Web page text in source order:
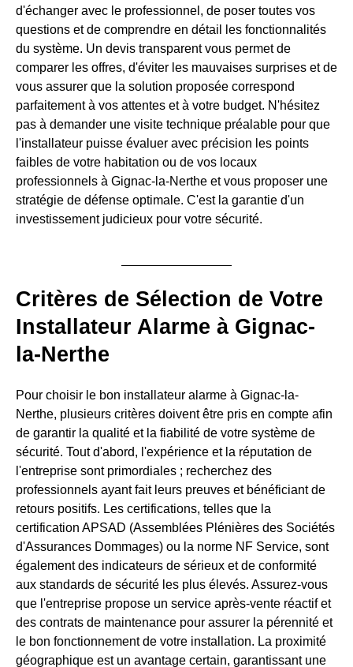
d'échanger avec le professionnel, de poser toutes vos
questions et de comprendre en détail les fonctionnalités
du système. Un devis transparent vous permet de
comparer les offres, d'éviter les mauvaises surprises et de
vous assurer que la solution proposée correspond
parfaitement à vos attentes et à votre budget. N'hésitez
pas à demander une visite technique préalable pour que
l'installateur puisse évaluer avec précision les points
faibles de votre habitation ou de vos locaux
professionnels à Gignac-la-Nerthe et vous proposer une
stratégie de défense optimale. C'est la garantie d'un
investissement judicieux pour votre sécurité.
Critères de Sélection de Votre
Installateur Alarme à Gignac-
la-Nerthe
Pour choisir le bon installateur alarme à Gignac-la-
Nerthe, plusieurs critères doivent être pris en compte afin
de garantir la qualité et la fiabilité de votre système de
sécurité. Tout d'abord, l'expérience et la réputation de
l'entreprise sont primordiales ; recherchez des
professionnels ayant fait leurs preuves et bénéficiant de
retours positifs. Les certifications, telles que la
certification APSAD (Assemblées Plénières des Sociétés
d'Assurances Dommages) ou la norme NF Service, sont
également des indicateurs de sérieux et de conformité
aux standards de sécurité les plus élevés. Assurez-vous
que l'entreprise propose un service après-vente réactif et
des contrats de maintenance pour assurer la pérennité et
le bon fonctionnement de votre installation. La proximité
géographique est un avantage certain, garantissant une